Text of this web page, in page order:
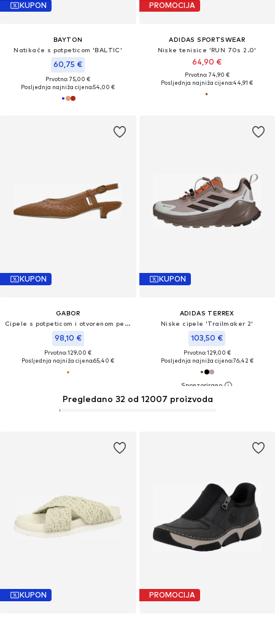
KUPON
BAYTON
Natikače s potpeticom 'BALTIC'
60,75 €
Prvotno: 75,00 €
Posljednja najniža cijena:54,00 €
PROMOCIJA
ADIDAS SPORTSWEAR
Niske tenisice 'RUN 70s 2.0'
64,90 €
Prvotno: 74,90 €
Posljednja najniža cijena:44,91 €
KUPON
GABOR
Cipele s potpeticom i otvorenom petom
98,10 €
Prvotno: 129,00 €
Posljednja najniža cijena:65,40 €
KUPON
ADIDAS TERREX
Niske cipele 'Trailmaker 2'
103,50 €
Prvotno: 129,00 €
Posljednja najniža cijena:76,42 €
KUPON PROMOCIJA
Pregledano 32 od 12007 proizvoda